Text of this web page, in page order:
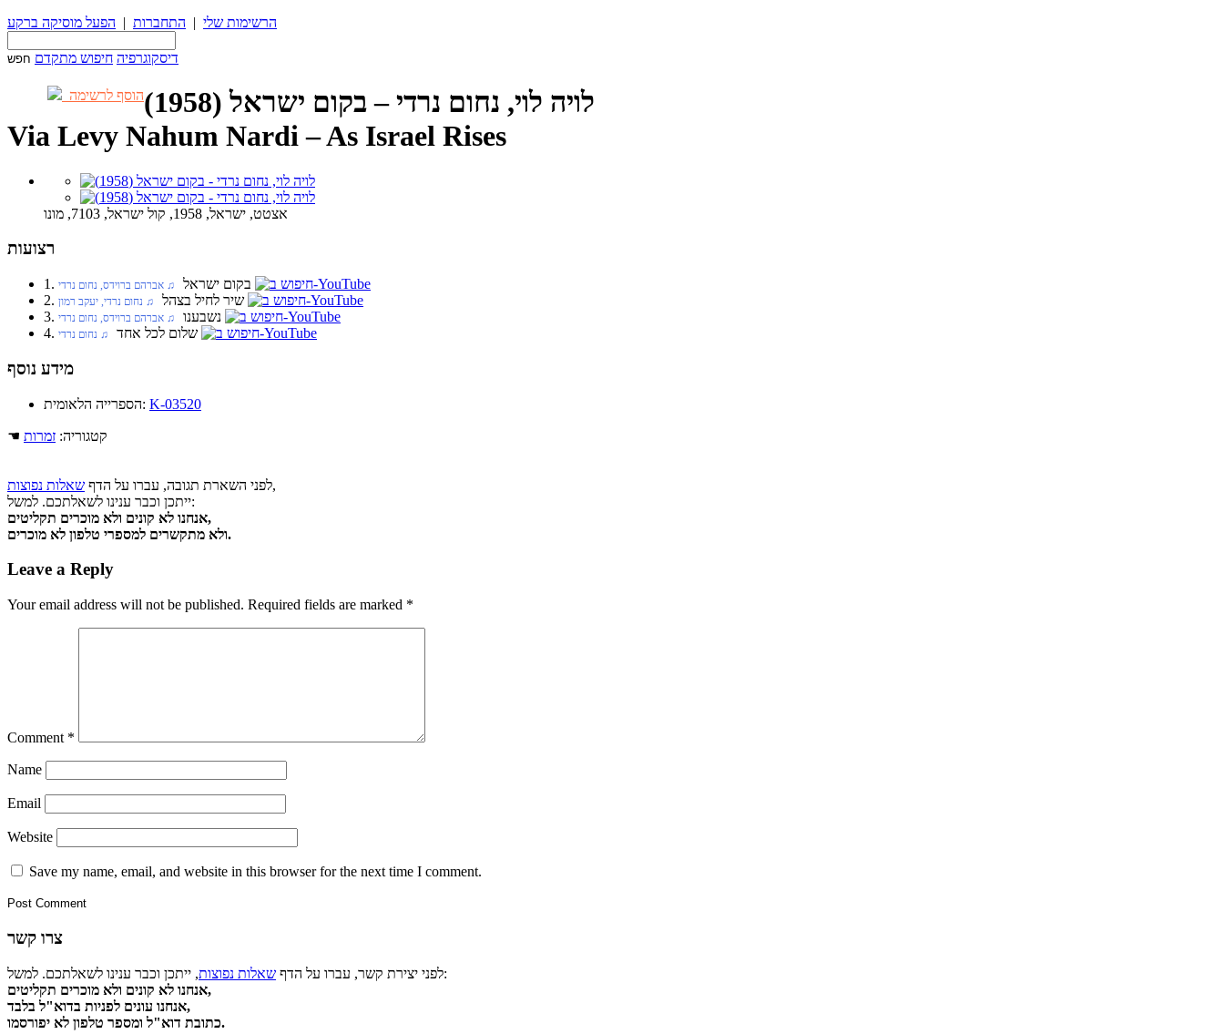
הרשימות שלי | התחברות | הפעל מוסיקה ברקע
דיסקוגרפיה חיפוש מתקדם
הוסף לרשימה
לויה לוי, נחום נרדי – בקום ישראל (1958)
Via Levy Nahum Nardi – As Israel Rises
אצטט, ישראל, 1958, קול ישראל, 7103, מונו
רצועות
1. בקום ישראל ‏ ♫ אברהם ברוידס, נחום נרדי
2. שיר לחיל בצהל ‏ ♫ נחום נרדי, יעקב רמון
3. נשבענו ‏ ♫ אברהם ברוידס, נחום נרדי
4. שלום לכל אחד ‏ ♫ נחום נרדי
מידע נוסף
הספרייה הלאומית: K-03520
☚ קטגוריה: זמרות
לפני השארת תגובה, עברו על הדף שאלות נפוצות
,
ייתכן וכבר ענינו לשאלתכם. למשל:
אנחנו לא קונים ולא מוכרים תקליטים,
ולא מתקשרים למספרי טלפון לא מוכרים.
Leave a Reply
Your email address will not be published. Required fields are marked *
Comment *
Name
Email
Website
Save my name, email, and website in this browser for the next time I comment.
צרו קשר
לפני יצירת קשר, עברו על הדף שאלות נפוצות
, ייתכן וכבר ענינו לשאלתכם. למשל:
אנחנו לא קונים ולא מוכרים תקליטים,
אנחנו עונים לפניות בדוא"ל בלבד,
כתובת דוא"ל ומספר טלפון לא יפורסמו.